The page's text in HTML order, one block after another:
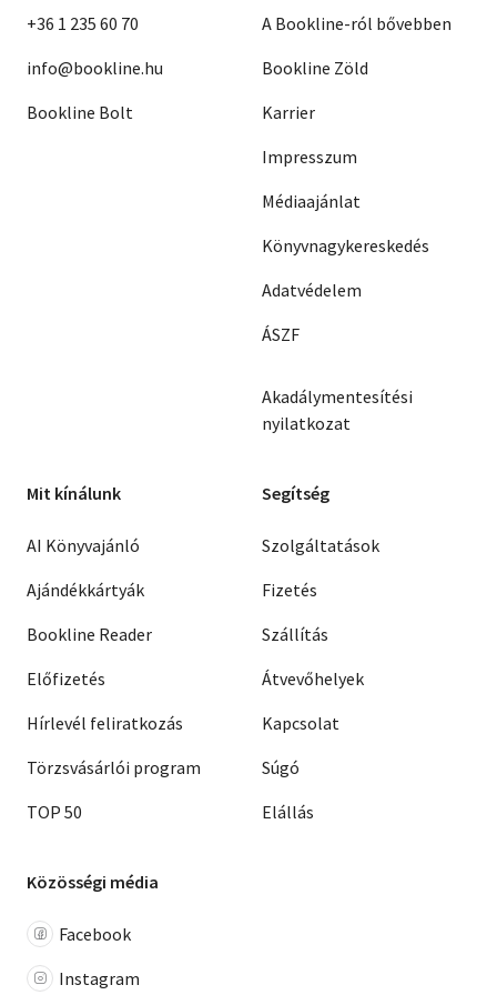
+36 1 235 60 70
info@bookline.hu
Bookline Bolt
A Bookline-ról bővebben
Bookline Zöld
Karrier
Impresszum
Médiaajánlat
Könyvnagykereskedés
Adatvédelem
ÁSZF
Akadálymentesítési
nyilatkozat
Mit kínálunk
AI Könyvajánló
Ajándékkártyák
Bookline Reader
Előfizetés
Hírlevél feliratkozás
Törzsvásárlói program
TOP 50
Segítség
Szolgáltatások
Fizetés
Szállítás
Átvevőhelyek
Kapcsolat
Súgó
Elállás
Közösségi média
Facebook
Instagram